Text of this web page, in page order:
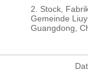
2. Stock,
Gemeinde
Guangdong,